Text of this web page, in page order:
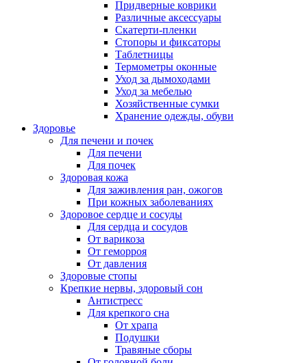
Придверные коврики
Различные аксессуары
Скатерти-пленки
Стопоры и фиксаторы
Таблетницы
Термометры оконные
Уход за дымоходами
Уход за мебелью
Хозяйственные сумки
Хранение одежды, обуви
Здоровье
Для печени и почек
Для печени
Для почек
Здоровая кожа
Для заживления ран, ожогов
При кожных заболеваниях
Здоровое сердце и сосуды
Для сердца и сосудов
От варикоза
От геморроя
От давления
Здоровые стопы
Крепкие нервы, здоровый сон
Антистресс
Для крепкого сна
От храпа
Подушки
Травяные сборы